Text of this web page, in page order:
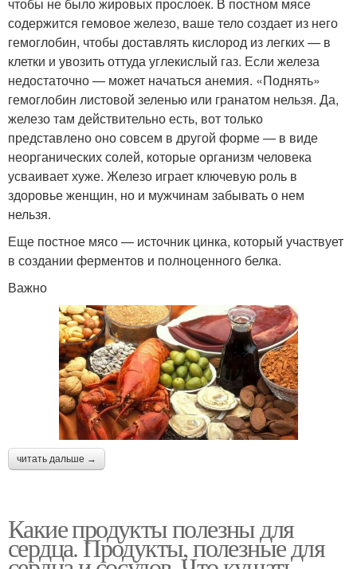
чтобы не было жировых прослоек. В постном мясе
содержится гемовое железо, ваше тело создает из него
гемоглобин, чтобы доставлять кислород из легких — в
клетки и увозить оттуда углекислый газ. Если железа
недостаточно — может начаться анемия. «Поднять»
гемоглобин листовой зеленью или гранатом нельзя. Да,
железо там действительно есть, вот только
представлено оно совсем в другой форме — в виде
неорганических солей, которые организм человека
усваивает хуже. Железо играет ключевую роль в
здоровье женщин, но и мужчинам забывать о нем
нельзя.
Еще постное мясо — источник цинка, который участвует
в создании ферментов и полноценного белка.
Важно
читать дальше →
Какие продукты полезны для
сердца. Продукты, полезные для